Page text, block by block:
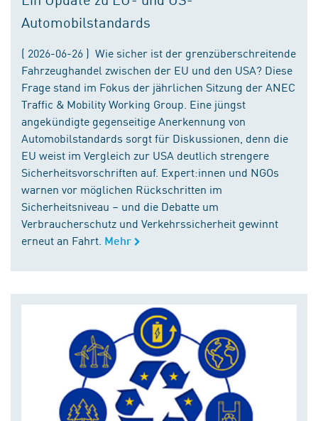
Automobilstandards
( 2026-06-26 ) Wie sicher ist der grenzüberschreitende
Fahrzeughandel zwischen der EU und den USA? Diese
Frage stand im Fokus der jährlichen Sitzung der ANEC
Traffic & Mobility Working Group. Eine jüngst
angekündigte gegenseitige Anerkennung von
Automobilstandards sorgt für Diskussionen, denn die
EU weist im Vergleich zur USA deutlich strengere
Sicherheitsvorschriften auf. Expert:innen und NGOs
warnen vor möglichen Rückschritten im
Sicherheitsniveau – und die Debatte um
Verbraucherschutz und Verkehrssicherheit gewinnt
erneut an Fahrt. Mehr